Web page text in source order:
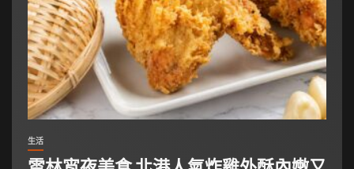
生活